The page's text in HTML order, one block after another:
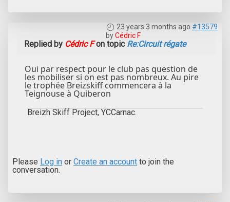
23 years 3 months ago #13579
byCédric F
Replied by Cédric Fon topic Re:Circuit régate
Oui par respect pour le club pas question de
les mobiliser si on est pas nombreux. Au pire
le trophée Breizskiff commencera à la
Teignouse à Quiberon
Breizh Skiff Project, YCCarnac.
Please Log in or Create an account to join the
conversation.